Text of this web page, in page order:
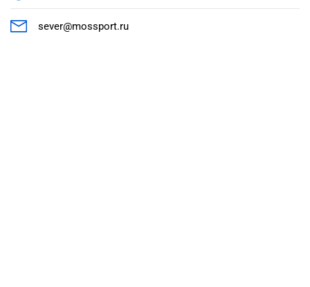
sever@mossport.ru